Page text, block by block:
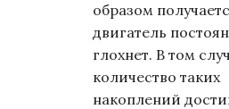
образом
двигатель
глохнет. В том
количество таких
накоплений